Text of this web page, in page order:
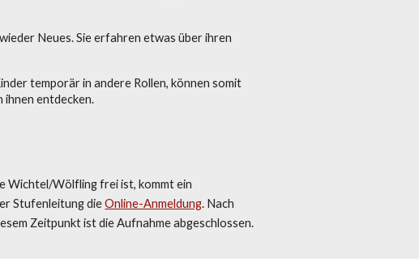
Neues. Sie erfahren etwas über ihren
temporär in andere Rollen, können somit
ihnen entdecken.
Wichtel/Wölflingfrei ist, kommt ein
Stufenleitung dieOnline-Anmeldung. Nach
Zeitpunkt ist die Aufnahme abgeschlossen.